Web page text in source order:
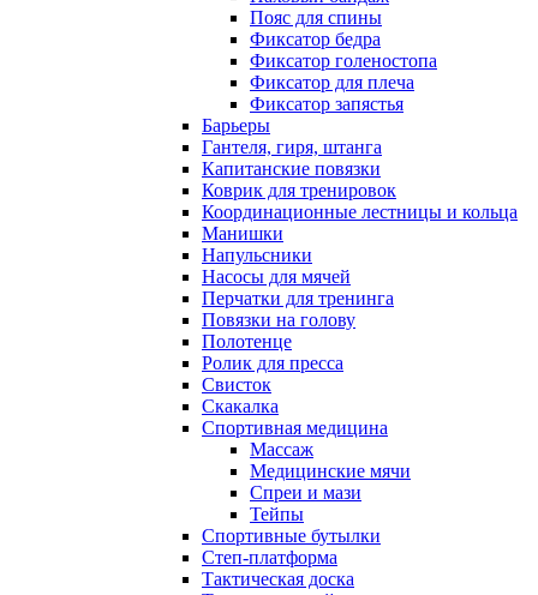
Пояс для спины
Фиксатор бедра
Фиксатор голеностопа
Фиксатор для плеча
Фиксатор запястья
Барьеры
Гантеля, гиря, штанга
Капитанские повязки
Коврик для тренировок
Координационные лестницы и кольца
Манишки
Напульсники
Насосы для мячей
Перчатки для тренинга
Повязки на голову
Полотенце
Ролик для пресса
Свисток
Скакалка
Спортивная медицина
Массаж
Медицинские мячи
Спреи и мази
Тейпы
Спортивные бутылки
Степ-платформа
Тактическая доска